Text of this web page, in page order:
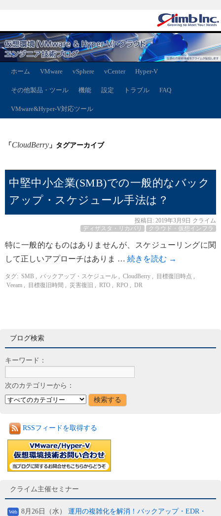
ホーム VMware vSphere vCenter Hyper-V
その他製品・ツール 機能 設定 トラブル FAQ
VMware&Hyper-V対応ツール
「CloudBerry 」タグアーカイブ
中堅中小企業(SMB)での一般的なバック
アップ・スケジュール手法は？
投稿日: 2019年3月9日 クライム
ディザスタ・リカバリ
クラウド・仮想インフラ
特に一般的なものはありませんが、スケジューリングに関
して正しいアプローチはありま … 続きを読む →
タグ: SMB バックアップ・スケジュール CloudBerry 目標復旧時点
Veeam
目標復旧時間 災害復旧 RTO RPO DR
ブログ検索
キーワード：
次のカテゴリーから：
RSSフィードを取得する
クライム主催セミナー
Web 8月26日（水） 運用の複雑化を解消！バックアップ・EDR・